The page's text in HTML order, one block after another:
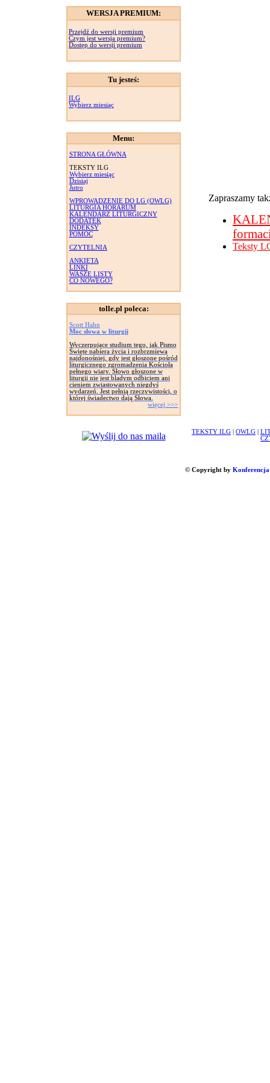
WERSJA PREMIUM:
Przejdź do wersji premium
Czym jest wersja premium?
Dostęp do wersji premium
Tu jesteś:
ILG
Wybierz miesiąc
Menu:
STRONA GŁÓWNA
TEKSTY ILG
Wybierz miesiąc
Dzisiaj
Jutro
WPROWADZENIE DO LG (OWLG)
LITURGIA HORARUM
KALENDARZ LITURGICZNY
DODATEK
INDEKSY
POMOC
CZYTELNIA
ANKIETA
LINKI
WASZE LISTY
CO NOWEGO?
tolle.pl poleca:
Scott Hahn
Moc słowa w liturgii
Wyczerpujące studium tego, jak Pismo
Święte nabiera życia i rozbrzmiewa
najdonośniej, gdy jest głoszone pośród
liturgicznego zgromadzenia Kościoła
pełnego wiary. Słowo głoszone w
liturgii nie jest bladym odbiciem ani
cieniem zwiastowanych niegdyś
wydarzeń. Jest pełnią rzeczywistości, o
której świadectwo dają Słowa.
więcej >>>
Zapraszamy
Teksty
TEKSTY ILG OWLG
© Copyright by Konferencja